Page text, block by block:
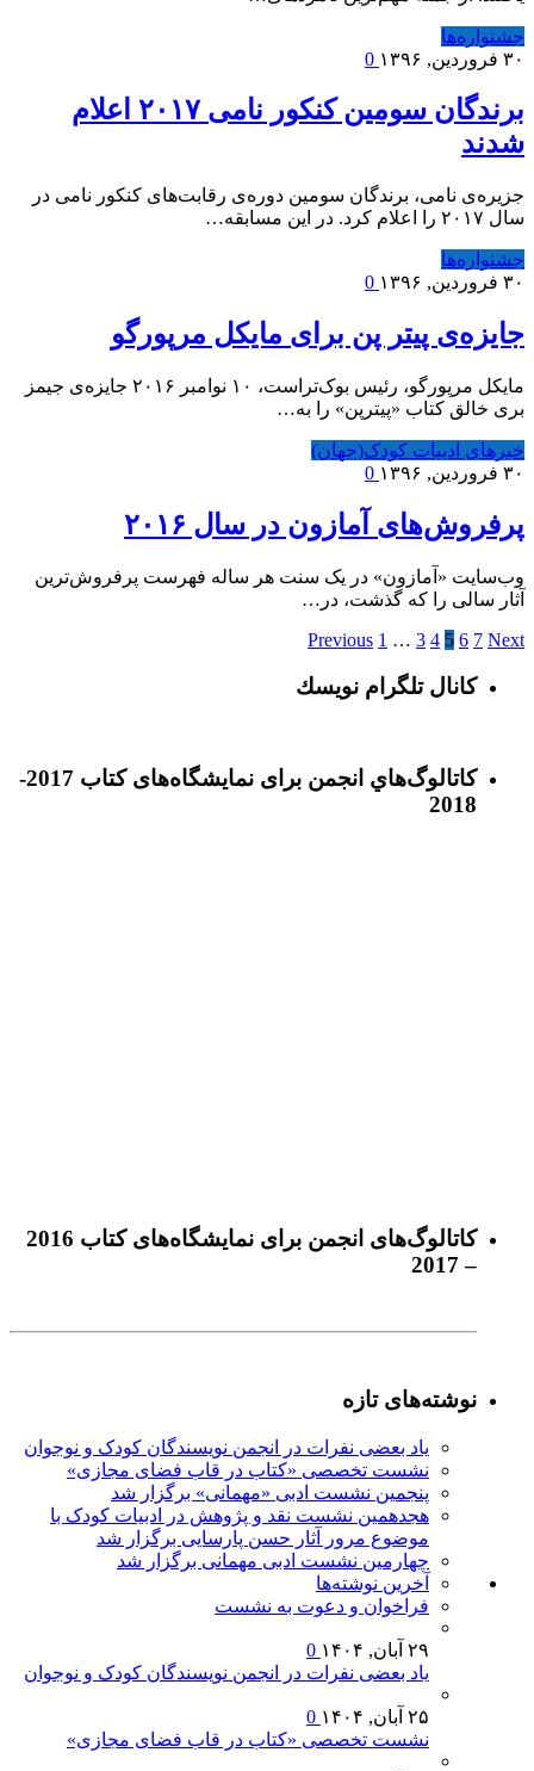
جشنواره‌ها
۳۰ فروردین, ۱۳۹۶
برندگان سومین کنکور نامی ۲۰۱۷ اعلام
شدند
جزیره‌ی نامی، برندگان سومین دوره‌ی رقابت‌های کنکور نامی در
سال ۲۰۱۷ را اعلام کرد. در این مسابقه…
جشنواره‌ها
۳۰ فروردین, ۱۳۹۶
جایزه‌ی پیتر پن برای مایکل مرپورگو
مایکل مرپورگو، رئیس بوک‌تراست، ۱۰ نوامبر ۲۰۱۶ جایزه‌ی جیمز
بری خالق کتاب «پیترپن» را به…
خبرهای ادبیات کودک(جهان)
۳۰ فروردین, ۱۳۹۶
پرفروش‌های آمازون در سال ۲۰۱۶
وب‌سایت «آمازون» در یک سنت هر ساله فهرست پرفروش‌ترین
آثار سالی را که گذشت، در…
Previous 1 … 3 4 5 6 7 Next
كانال تلگرام نويسك
كاتالوگ‌هاي انجمن برای نمايشگاه‌های كتاب 2017-
2018
كاتالوگ‌های انجمن برای نمايشگاه‌های كتاب 2016
– 2017
نوشته‌های تازه
یاد بعضی نفرات در انجمن نویسندگان کودک و نوجوان
نشست تخصصی «کتاب در قاب فضای مجازی»
پنجمین نشست ادبی «مهمانی» برگزار شد
هجدهمین نشست نقد و پژوهش در ادبیات کودک با
موضوع مرور آثار حسن پارسایی برگزار شد
چهارمین نشست ادبی مهمانی برگزار شد
آخرين‌ نوشته‌ها
فراخوان و دعوت به نشست
۲۹ آبان, ۱۴۰۴
یاد بعضی نفرات در انجمن نویسندگان کودک و نوجوان
۲۵ آبان, ۱۴۰۴
نشست تخصصی «کتاب در قاب فضای مجازی»